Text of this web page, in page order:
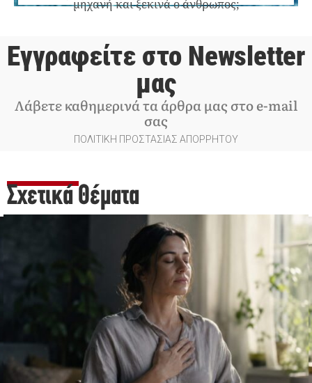
μηχανή και ξεκινά ο άνθρωπος;
Εγγραφείτε στο Newsletter
μας
Λάβετε καθημερινά τα άρθρα μας στο e-mail
σας
ΠΟΛΙΤΙΚΗ ΠΡΟΣΤΑΣΙΑΣ ΑΠΟΡΡΗΤΟΥ
Σχετικά Θέματα